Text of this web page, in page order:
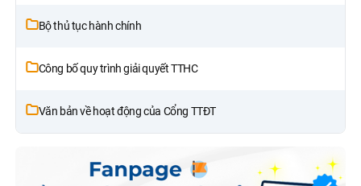
Bộ thủ tục hành chính
Công bố quy trình giải quyết TTHC
Văn bản về hoạt động của Cổng TTĐT